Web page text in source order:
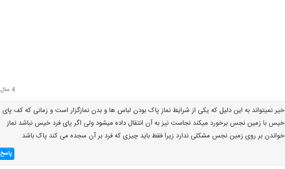
4 سال قبل
خیر نمیتواند به این دلیل که یکی از شرایط نماز پاک بودن لباس ها و بدن نمازگزار است و زمانی که کف پای
خیس با زمین نجس برخورد میکند نجاست نیز به آن انتقال داده میشود ولی اگر پای فرد خیس نباشد نماز
خواندن بر روی زمین نجس مشکلی ندارد زیرا فقط باید چیزی که فرد بر آن سجده می کند پاک باشد
پاسخ